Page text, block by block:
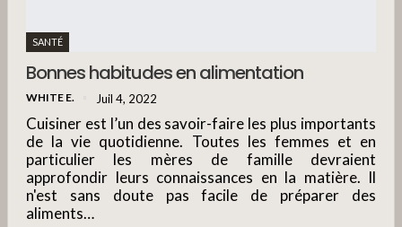
SANTÉ
Bonnes habitudes en alimentation
WHITE E. Juil 4, 2022
Cuisiner est l’un des savoir-faire les plus importants
de la vie quotidienne. Toutes les femmes et en
particulier les mères de famille devraient
approfondir leurs connaissances en la matière. Il
n'est sans doute pas facile de préparer des
aliments…